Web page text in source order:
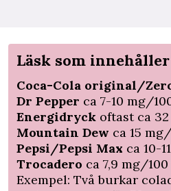
Läsk som
Coca-Cola original/
Dr Pepper ca 7-10 mg/
Energidryck oftast ca
Mountain Dew ca 15
Pepsi/Pepsi Max ca 10-
Trocadero ca 7,9 mg/
Exempel: Två burkar